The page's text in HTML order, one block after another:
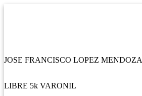
JOSE FRANCISCO LOPEZ MENDOZA
LIBRE 5k VARONIL